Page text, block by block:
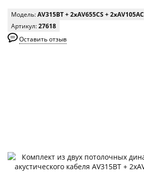
Модель:AV315BT + 2xAV655CS + 2xAV105AC
Артикул:27618
Оставить отзыв